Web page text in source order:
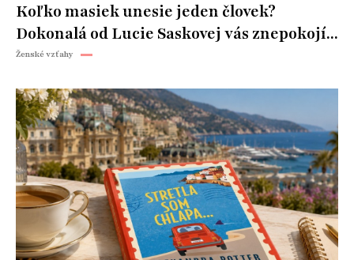
Koľko masiek unesie jeden človek?
Dokonalá od Lucie Saskovej vás znepokojí...
Ženské vzťahy